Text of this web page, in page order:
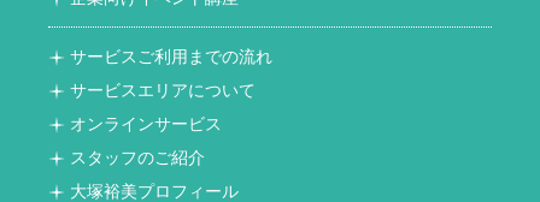
サービスご利用までの流れ
サービスエリアについて
オンラインサービス
スタッフのご紹介
大塚裕美プロフィール